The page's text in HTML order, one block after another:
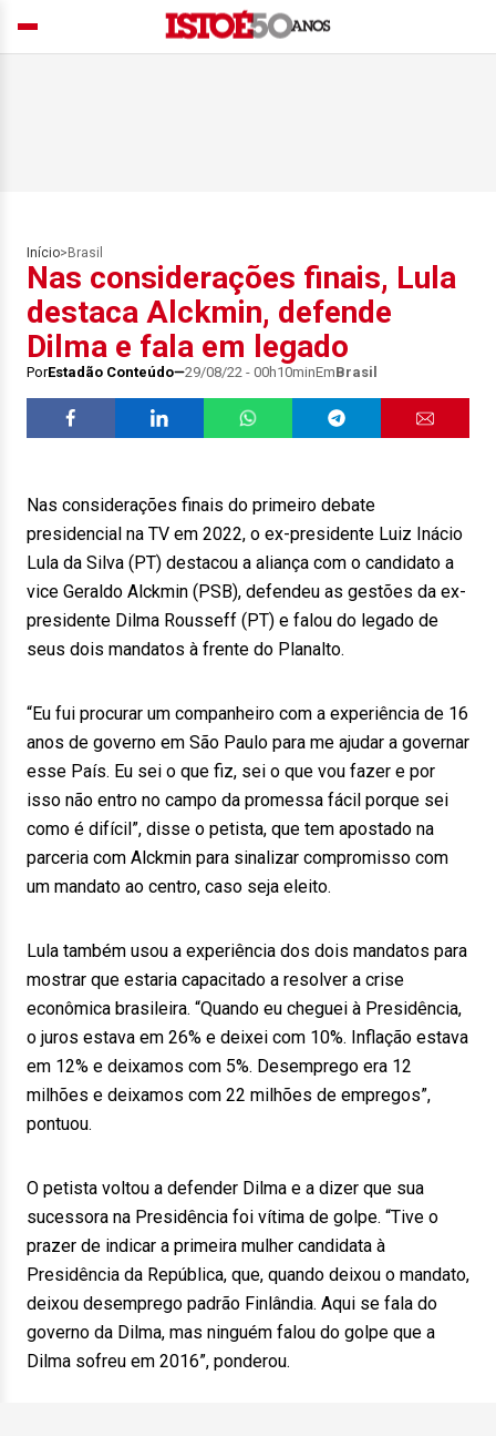
Início> Brasil
Nas considerações finais, Lula
destaca Alckmin, defende
Dilma e fala em legado
PorEstadão Conteúdo 29/08/22 - 00h10minEmBrasil
Nas considerações finais do primeiro debate
presidencial na TV em 2022, o ex-presidente Luiz Inácio
Lula da Silva (PT) destacou a aliança com o candidato a
vice Geraldo Alckmin (PSB), defendeu as gestões da ex-
presidente Dilma Rousseff (PT) e falou do legado de
seus dois mandatos à frente do Planalto.
“Eu fui procurar um companheiro com a experiência de 16
anos de governo em São Paulo para me ajudar a governar
esse País. Eu sei o que fiz, sei o que vou fazer e por
isso não entro no campo da promessa fácil porque sei
como é difícil”, disse o petista, que tem apostado na
parceria com Alckmin para sinalizar compromisso com
um mandato ao centro, caso seja eleito.
Lula também usou a experiência dos dois mandatos para
mostrar que estaria capacitado a resolver a crise
econômica brasileira. “Quando eu cheguei à Presidência,
o juros estava em 26% e deixei com 10%. Inflação estava
em 12% e deixamos com 5%. Desemprego era 12
milhões e deixamos com 22 milhões de empregos”,
pontuou.
O petista voltou a defender Dilma e a dizer que sua
sucessora na Presidência foi vítima de golpe. “Tive o
prazer de indicar a primeira mulher candidata à
Presidência da República, que, quando deixou o mandato,
deixou desemprego padrão Finlândia. Aqui se fala do
governo da Dilma, mas ninguém falou do golpe que a
Dilma sofreu em 2016”, ponderou.